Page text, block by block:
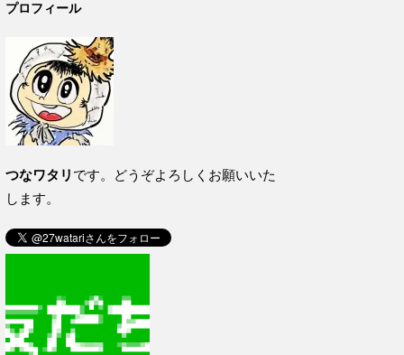
プロフィール
つなワタリ です。どうぞよろしくお願いいた
します。